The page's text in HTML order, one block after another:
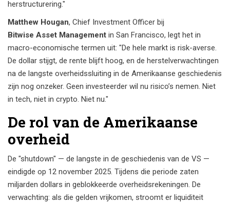
herstructurering."
Matthew Hougan, Chief Investment Officer bij
Bitwise Asset Management in San Francisco, legt het in
macro-economische termen uit: "De hele markt is risk-averse.
De dollar stijgt, de rente blijft hoog, en de herstelverwachtingen
na de langste overheidssluiting in de Amerikaanse geschiedenis
zijn nog onzeker. Geen investeerder wil nu risico’s nemen. Niet
in tech, niet in crypto. Niet nu."
De rol van de Amerikaanse
overheid
De "shutdown" — de langste in de geschiedenis van de VS —
eindigde op 12 november 2025. Tijdens die periode zaten
miljarden dollars in geblokkeerde overheidsrekeningen. De
verwachting: als die gelden vrijkomen, stroomt er liquiditeit